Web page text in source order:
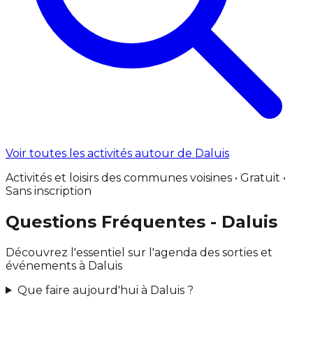
Voir toutes les activités autour de Daluis
Activités et loisirs des communes voisines • Gratuit •
Sans inscription
Questions Fréquentes - Daluis
Découvrez l'essentiel sur l'agenda des sorties et
événements à Daluis
Que faire aujourd'hui à Daluis ?